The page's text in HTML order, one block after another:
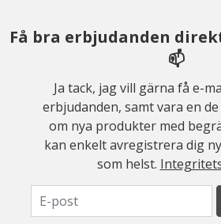
Få bra erbjudanden
📫
Ja tack, jag vill gärna få e-
erbjudanden, samt vara en
om nya produkter med
kan enkelt avregistrera dig
som helst.